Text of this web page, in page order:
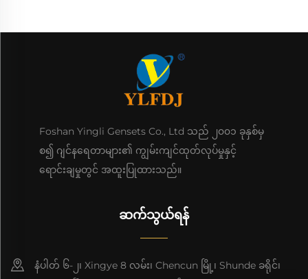
Foshan Yingli Gensets Co., Ltd သည် ၂၀၀၁ ခုနှစ်မှ
စ၍ ဂျင်နရေတာများ၏ ကျွမ်းကျင်ထုတ်လုပ်မှုနှင့်
ရောင်းချမှုတွင် အထူးပြုထားသည်။
ဆက်သွယ်ရန်
နံပါတ် ၆-၂၊ Xingye 8 လမ်း၊ Chencun မြို့၊ Shunde ခရိုင်၊